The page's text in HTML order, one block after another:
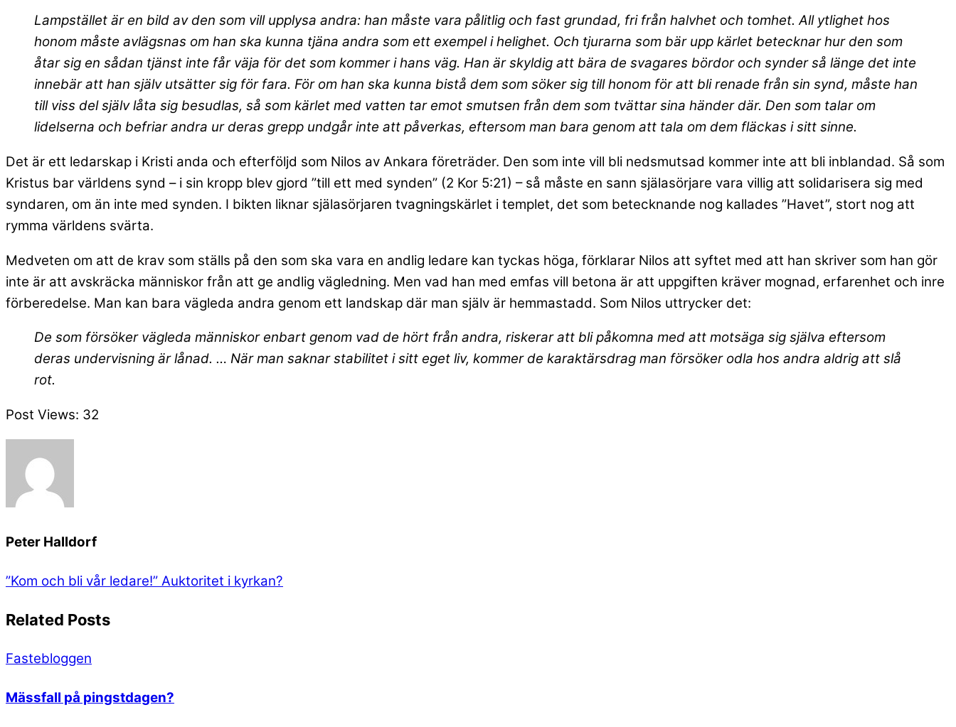
Lampstället är en bild av den som vill upplysa andra: han måste vara pålitlig och fast grundad, fri från halvhet och tomhet. All ytlighet hos
honom måste avlägsnas om han ska kunna tjäna andra som ett exempel i helighet. Och tjurarna som bär upp kärlet betecknar hur den som
åtar sig en sådan tjänst inte får väja för det som kommer i hans väg. Han är skyldig att bära de svagares bördor och synder så länge det inte
innebär att han själv utsätter sig för fara. För om han ska kunna bistå dem som söker sig till honom för att bli renade från sin synd, måste han
till viss del själv låta sig besudlas, så som kärlet med vatten tar emot smutsen från dem som tvättar sina händer där. Den som talar om
lidelserna och befriar andra ur deras grepp undgår inte att påverkas, eftersom man bara genom att tala om dem fläckas i sitt sinne.
Det är ett ledarskap i Kristi anda och efterföljd som Nilos av Ankara företräder. Den som inte vill bli nedsmutsad kommer inte att bli inblandad. Så som
Kristus bar världens synd – i sin kropp blev gjord ”till ett med synden” (2 Kor 5:21) – så måste en sann själasörjare vara villig att solidarisera sig med
syndaren, om än inte med synden. I bikten liknar själasörjaren tvagningskärlet i templet, det som betecknande nog kallades ”Havet”, stort nog att
rymma världens svärta.
Medveten om att de krav som ställs på den som ska vara en andlig ledare kan tyckas höga, förklarar Nilos att syftet med att han skriver som han gör
inte är att avskräcka människor från att ge andlig vägledning. Men vad han med emfas vill betona är att uppgiften kräver mognad, erfarenhet och inre
förberedelse. Man kan bara vägleda andra genom ett landskap där man själv är hemmastadd. Som Nilos uttrycker det:
De som försöker vägleda människor enbart genom vad de hört från andra, riskerar att bli påkomna med att motsäga sig själva eftersom
deras undervisning är lånad. … När man saknar stabilitet i sitt eget liv, kommer de karaktärsdrag man försöker odla hos andra aldrig att slå
rot.
Post Views: 32
Peter Halldorf
”Kom och bli vår ledare!” Auktoritet i kyrkan?
Related Posts
Fastebloggen
Mässfall på pingstdagen?